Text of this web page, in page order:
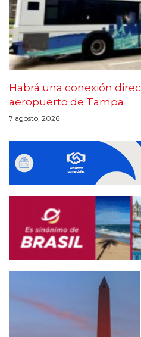
Habrá una conexión
aeropuerto de Tampa
7 agosto, 2026